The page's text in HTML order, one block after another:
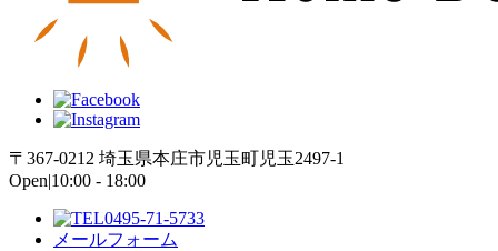
〒367-0212 埼玉県本庄市児玉町児玉2497-1
Open|10:00 - 18:00
0495-71-5733
メールフォーム